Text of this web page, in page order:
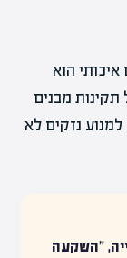
הוא
מבנים
למנוע נזקים לא
"השקעה